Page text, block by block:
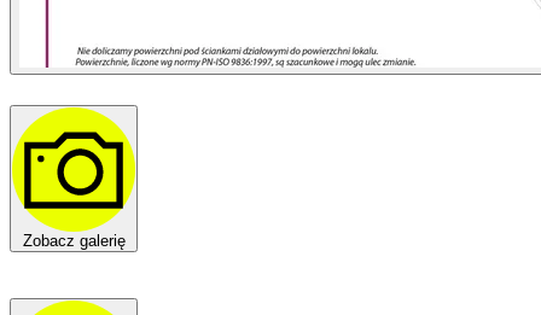
Zobacz galerię